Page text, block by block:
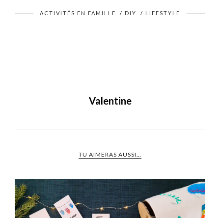
ACTIVITÉS EN FAMILLE / DIY / LIFESTYLE
Valentine
TU AIMERAS AUSSI…